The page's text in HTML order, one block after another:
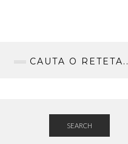
CAUTA O RETETA..
SEARCH